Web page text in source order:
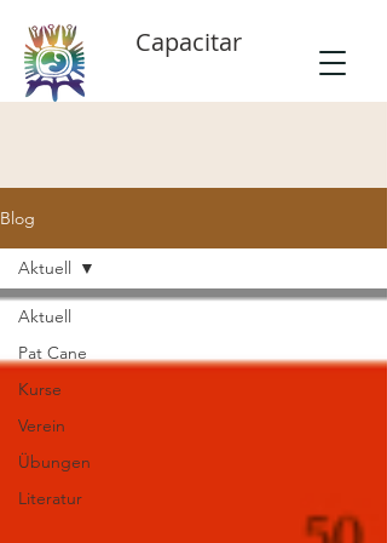
Capacitar
Blog
Aktuell
Pat Cane
Kurse
Verein
Übungen
Literatur
Aktuell